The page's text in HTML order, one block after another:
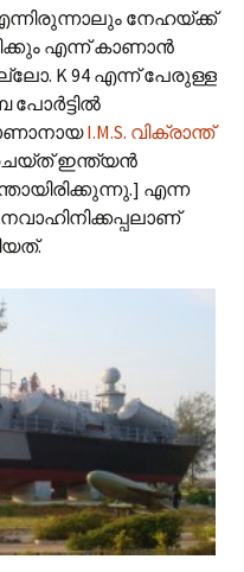
നേഹയ്ക്ക്
എന്ന് കാണാന്‍
K 94 എന്ന് പേരുള്ള
I.M.S. വിക്രാന്ത്
ചെയ്ത് ഇന്ത്യന്‍
എന്ന